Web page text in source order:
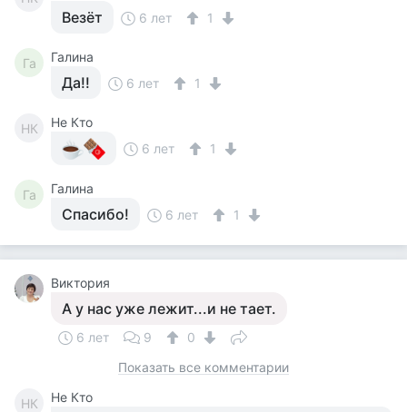
Везёт 6 лет 1
Га Галина
Да!! 6 лет 1
НК
Не Кто
6 лет
1
Га Галина
Спасибо! 6 лет 1
Виктория
А у нас уже лежит...и не тает.
6 лет 9
0
Показать все комментарии
НК Не Кто